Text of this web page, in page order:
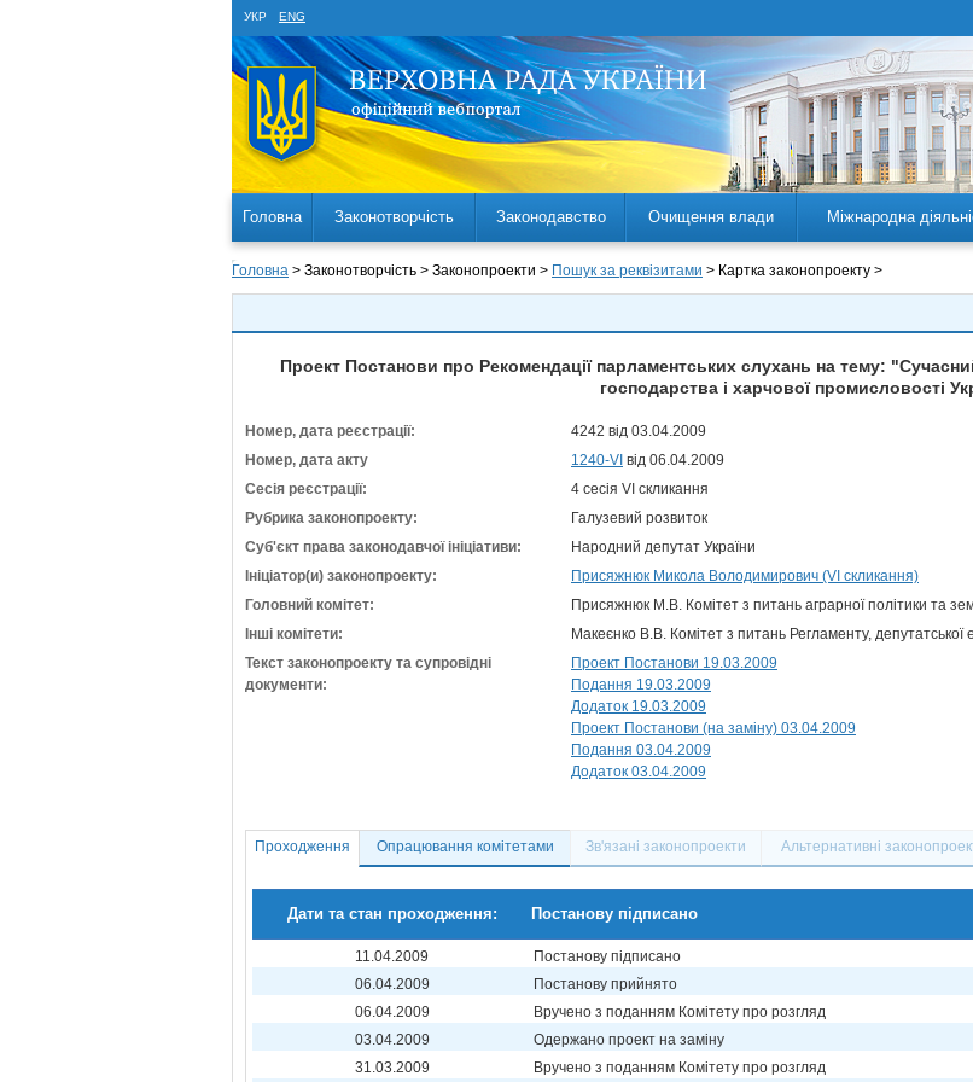
УКР ENG
Головна Законотворчість Законодавство Очищення влади Міжнародна
Головна > Законотворчість > Законопроекти > Пошук за реквізитами > Картка законопроекту >
Проект Постанови про Рекомендації парламентських слухань на тему:
господарства і харчової промисловості
Номер, дата реєстрації:
4242 від 03.04.2009
Номер, дата акту
1240-VI від 06.04.2009
Сесія реєстрації:
4 сесія VI скликання
Рубрика законопроекту:
Галузевий розвиток
Суб'єкт права законодавчої ініціативи:
Народний депутат України
Ініціатор(и) законопроекту:
Присяжнюк Микола Володимирович (VI скликання)
Головний комітет:
Присяжнюк М.В. Комітет з питань аграрної політики та
Інші комітети:
Макеєнко В.В. Комітет з питань Регламенту,
Текст законопроекту та супровідні
документи:
Проект Постанови 19.03.2009
Подання 19.03.2009
Додаток 19.03.2009
Проект Постанови (на заміну) 03.04.2009
Подання 03.04.2009
Додаток 03.04.2009
Проходження Опрацювання комітетами Зв'язані законопроекти Альтернативні
Дати та стан проходження: Постанову підписано
11.04.2009
Постанову підписано
06.04.2009
Постанову прийнято
06.04.2009
Вручено з поданням Комітету про розгляд
03.04.2009
Одержано проект на заміну
31.03.2009
Вручено з поданням Комітету про розгляд